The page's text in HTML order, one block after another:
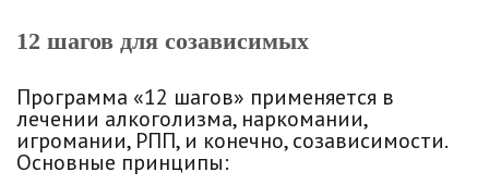
12 шагов для созависимых
Программа «12 шагов» применяется в
лечении алкоголизма, наркомании,
игромании, РПП, и конечно, созависимости.
Основные принципы: